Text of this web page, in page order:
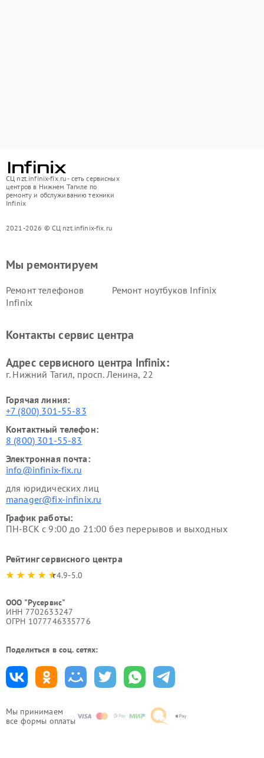
СЦ nzt.infinix-fix.ru - сеть сервисных
центров в Нижнем Тагиле по
ремонту и обслуживанию техники
Infinix
2021-2026 © СЦ nzt.infinix-fix.ru
Мы принимаем
все формы оплаты
Мы ремонтируем
Ремонт телефонов
Infinix
Ремонт ноутбуков Infinix
Контакты сервис центра
Адрес сервисного центра Infinix:
г. Нижний Тагил, просп. Ленина, 22
Горячая линия:
+7 (800) 301-55-83
Контактный телефон:
8 (800) 301-55-83
Электронная почта:
info@infinix-fix.ru
для юридических лиц
manager@fix-infinix.ru
График работы:
ПН-ВСК с 9:00 до 21:00 без перерывов и выходных
Рейтинг сервисного центра
4.9-5.0
ООО "Русервис"
ИНН 7702633247
ОГРН 1077746335776
Поделиться в соц. сетях: